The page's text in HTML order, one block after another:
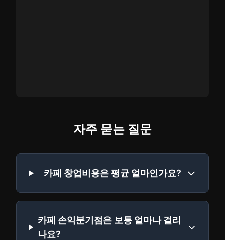
자주 묻는 질문
카페 창업비용은 평균 얼마인가요?
카페 손익분기점은 보통 얼마나 걸리
나요?